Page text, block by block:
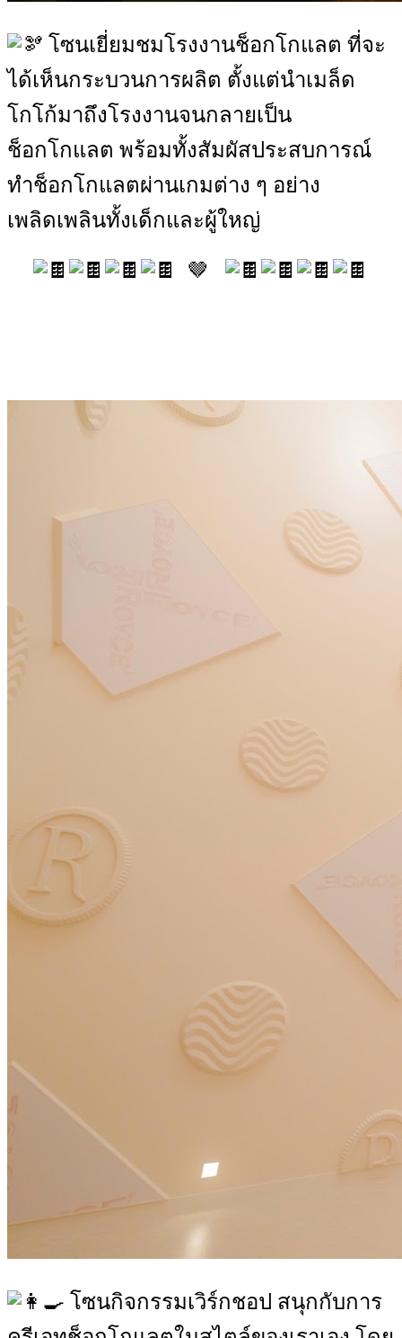
โซนเยี่ยมชมโรงงานช็อกโกแลต ที่จะ
ได้เห็นกระบวนการผลิต ตั้งแต่นำเมล็ด
โกโก้มาถึงโรงงานจนกลายเป็น
ช็อกโกแลต พร้อมทั้งสัมผัสประสบการณ์
ทำช็อกโกแลตผ่านเกมต่าง ๆ อย่าง
เพลิดเพลินทั้งเด็กและผู้ใหญ่
🤎
โซนกิจกรรมเวิร์กชอป สนุกกับการ